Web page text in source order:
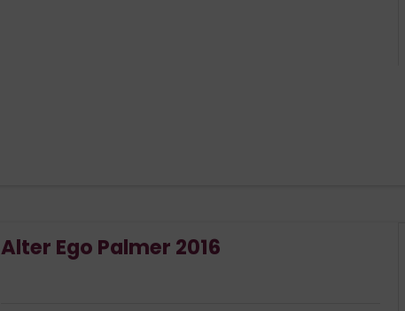
Alter Ego Palmer 2016